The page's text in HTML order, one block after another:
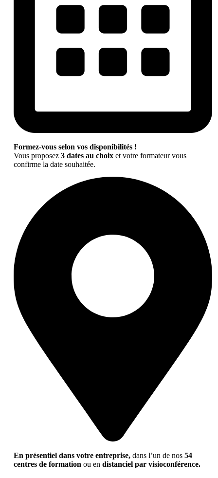
Formez-vous selon vos disponibilités !
Vous proposez 3 dates au choix et votre formateur vous
confirme la date souhaitée.
En présentiel dans votre entreprise, dans l’un de nos 54
centres de formation ou en distanciel par visioconférence.